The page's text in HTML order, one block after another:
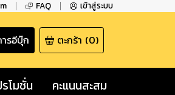
FAQ เข้าสู่ระบบ
รอีบุ๊ก ตะกร้า (0)
รโมชั่น คะแนนสะสม